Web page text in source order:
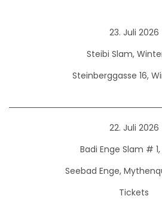
23. Juli 2026
Steibi Slam,
Steinberggasse 16,
22. Juli 2026
Badi Enge Slam #
Seebad Enge,
Tickets